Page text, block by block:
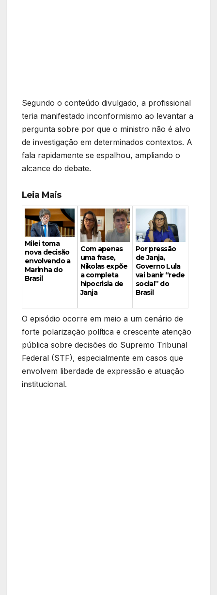
Segundo o conteúdo divulgado, a profissional
teria manifestado inconformismo ao levantar a
pergunta sobre por que o ministro não é alvo
de investigação em determinados contextos. A
fala rapidamente se espalhou, ampliando o
alcance do debate.
Leia Mais
Milei toma
nova decisão
envolvendo a
Marinha do
Brasil
Com apenas
uma frase,
Nikolas expõe
a completa
hipocrisia de
Janja
Por pressão
de Janja,
Governo Lula
vai banir “rede
social” do
Brasil
O episódio ocorre em meio a um cenário de
forte polarização política e crescente atenção
pública sobre decisões do Supremo Tribunal
Federal (STF), especialmente em casos que
envolvem liberdade de expressão e atuação
institucional.